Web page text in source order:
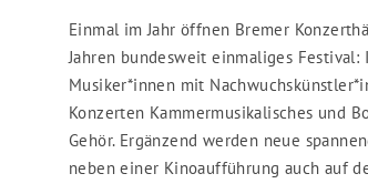
Einmal im Jahr öffnen Bremer
Jahren bundesweit einmaliges
Musiker*innen mit
Konzerten Kammermusikalisches und
Gehör. Ergänzend werden neue
neben einer Kinoaufführung auch auf